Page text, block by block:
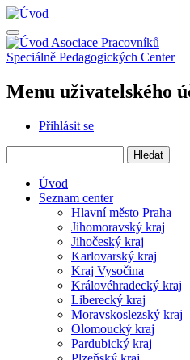
Přejít
k
hlavnímu
obsahu
Asociace Pracovníků
Speciálně Pedagogických Center
Menu uživatelského
Přihlásit se
Úvod
Seznam center
Hlavní město Praha
Jihomoravský kraj
Jihočeský kraj
Karlovarský kraj
Kraj Vysočina
Královéhradecký kraj
Liberecký kraj
Moravskoslezský kraj
Olomoucký kraj
Pardubický kraj